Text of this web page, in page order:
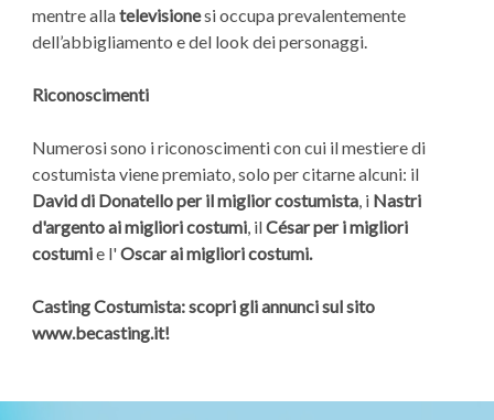
mentre allatelevisionesi occupa prevalentemente
dell’abbigliamento e del look dei personaggi.
Riconoscimenti
Numerosi sono i riconoscimenti con cui il mestiere di
costumista viene premiato, solo per citarne alcuni: il
David di Donatello per il miglior costumista‎ , i Nastri
d'argento ai migliori costumi‎ , ilCésar per i migliori
costumie l'Oscar ai migliori costumi.
Casting Costumista: scopri gli annunci sul sito
www.becasting.it!